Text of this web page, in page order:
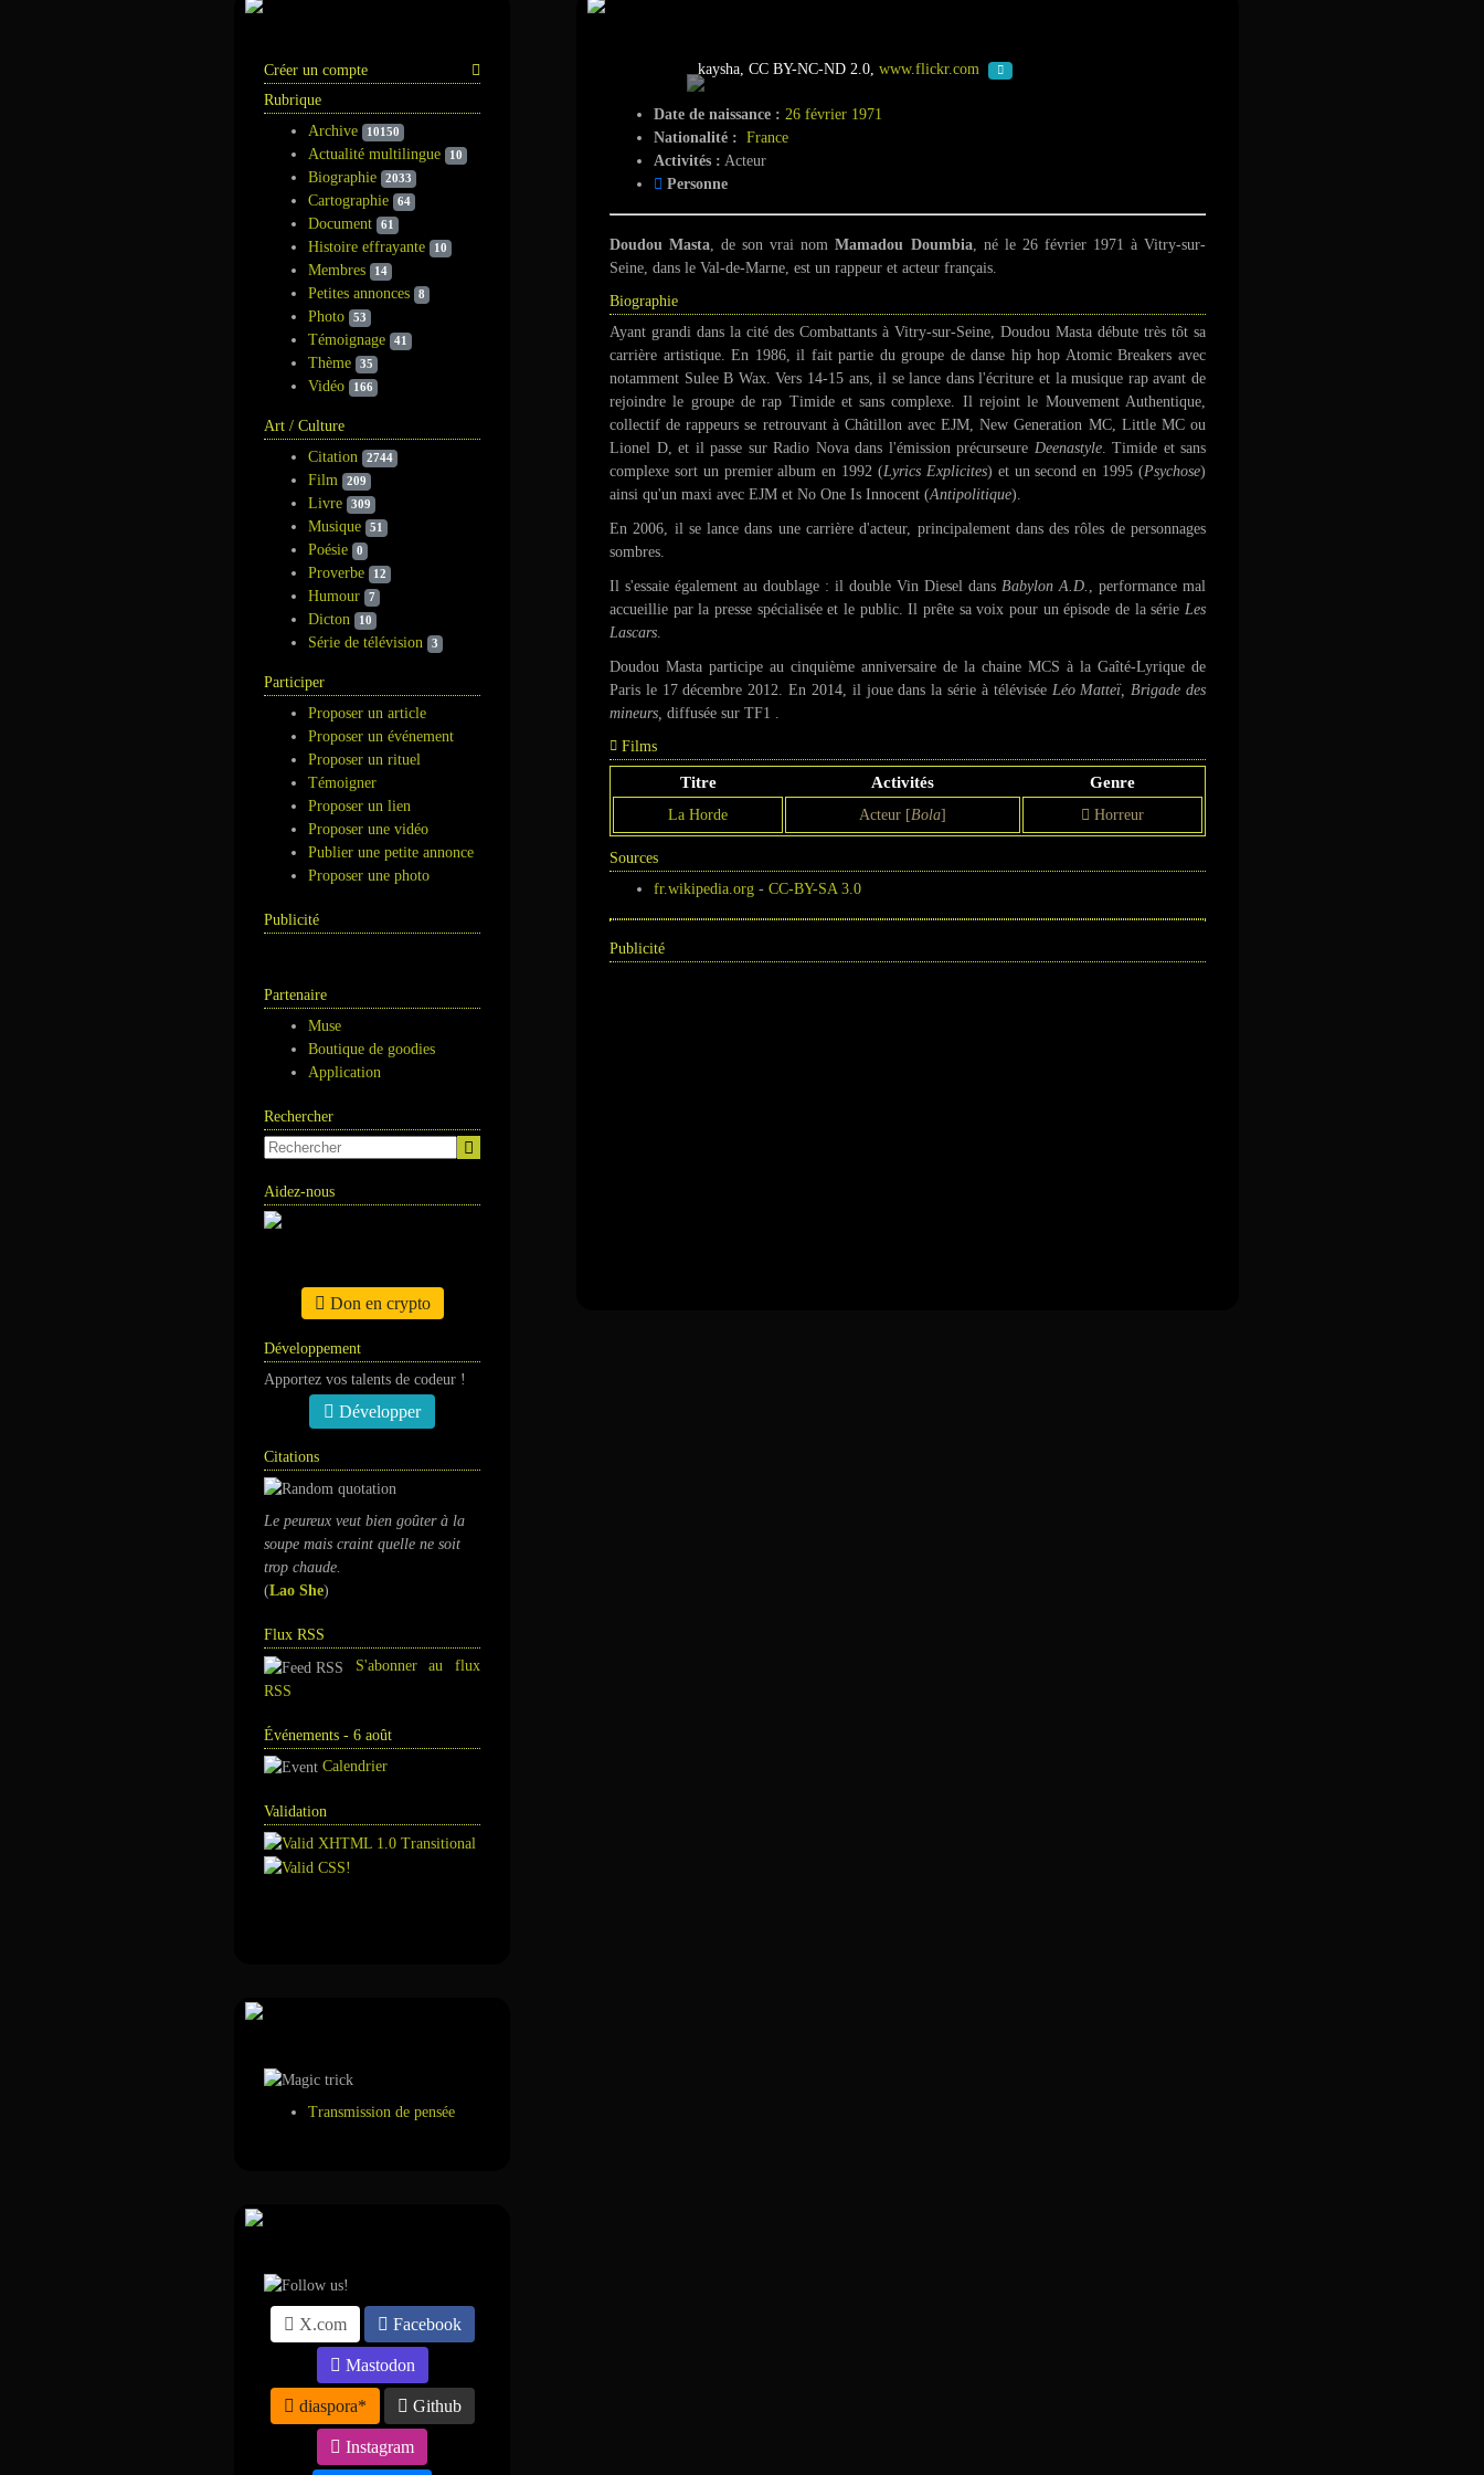
Créer un compte
Rubrique
Archive
10150
Actualité multilingue 10
Biographie 2033
Cartographie 64
Document 61
Histoire effrayante 10
Membres 14
Petites annonces 8
Photo 53
Témoignage 41
Thème 35
Vidéo 166
Art / Culture
Citation
2744
Film 209
Livre 309
Musique 51
Poésie 0
Proverbe 12
Humour 7
Dicton 10
Série de télévision 3
Participer
Proposer un article
Proposer un événement
Proposer un rituel
Témoigner
Proposer un lien
Proposer une vidéo
Publier une petite annonce
Proposer une photo
Publicité
Partenaire
Muse
Boutique de goodies
Application
Rechercher
Aidez-nous
Don en crypto
Développement
Apportez vos talents de codeur !
Développer
Citations
Le peureux veut bien goûter à la
soupe mais craint quelle ne soit
trop chaude.
(Lao She)
Flux RSS
S'abonner au flux
RSS
Événements - 6 août
Calendrier
Validation
Transmission de pensée
X.com Facebook
Mastodon
diaspora* Github
Instagram
kaysha, CC BY-NC-ND 2.0, www.flickr.com
Date de naissance : 26 février 1971
Nationalité : France
Activités : Acteur
Personne
Doudou Masta, de son vrai nomMamadou Doumbia, né le 26 février 1971 à Vitry-sur-
Seine, dans le Val-de-Marne, est un rappeur et acteur français.
Biographie
Ayant grandi dans la cité des Combattants à Vitry-sur-Seine, Doudou Masta débute très tôt sa
carrière artistique. En 1986, il fait partie du groupe de danse hip hop Atomic Breakers avec
notamment Sulee B Wax. Vers 14-15 ans, il se lance dans l'écriture et la musique rap avant de
rejoindre le groupe de rap Timide et sans complexe. Il rejoint le Mouvement Authentique,
collectif de rappeurs se retrouvant à Châtillon avec EJM, New Generation MC, Little MC ou
Lionel D, et il passe sur Radio Nova dans l'émission précurseure Deenastyle. Timide et sans
complexe sort un premier album en 1992 (Lyrics Explicites) et un second en 1995 (Psychose)
ainsi qu'un maxi avec EJM et No One Is Innocent (Antipolitique).
En 2006, il se lance dans une carrière d'acteur, principalement dans des rôles de personnages
sombres.
Il s'essaie également au doublage : il double Vin Diesel dans Babylon A.D. , performance mal
accueillie par la presse spécialisée et le public. Il prête sa voix pour un épisode de la série Les
Lascars.
Doudou Masta participe au cinquième anniversaire de la chaine MCS à la Gaîté-Lyrique de
Paris le 17 décembre 2012. En 2014, il joue dans la série à télévisée Léo Matteï, Brigade des
mineurs, diffusée sur TF1 .
Films
Titre Activités Genre
La Horde Acteur [Bola] Horreur
Sources
fr.wikipedia.org - CC-BY-SA 3.0
Publicité